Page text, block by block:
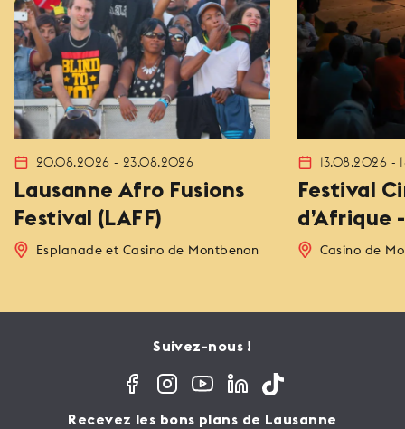
20.08.2026 - 23.08.2026
Lausanne Afro Fusions
Festival (LAFF)
Esplanade et Casino de Montbenon
13.08.2026 -
Festival
d’Afrique
Casino de
Suivez-nous !
Recevez les bons plans de Lausanne